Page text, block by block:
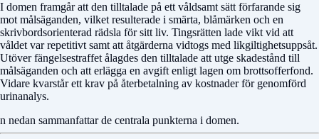
I domen framgår att den tilltalade på ett våldsamt sätt förfarande sig
mot målsäganden, vilket resulterade i smärta, blåmärken och en
skrivbordsorienterad rädsla för sitt liv. Tingsrätten lade vikt vid att
våldet var repetitivt samt att åtgärderna vidtogs med likgiltighetsuppsåt.
Utöver fängelsestraffet ålagdes den tilltalade att utge skadestånd till
målsäganden och att erlägga en avgift enligt lagen om brottsofferfond.
Vidare kvarstår ett krav på återbetalning av kostnader för genomförd
urinanalys.
n nedan sammanfattar de centrala punkterna i domen.